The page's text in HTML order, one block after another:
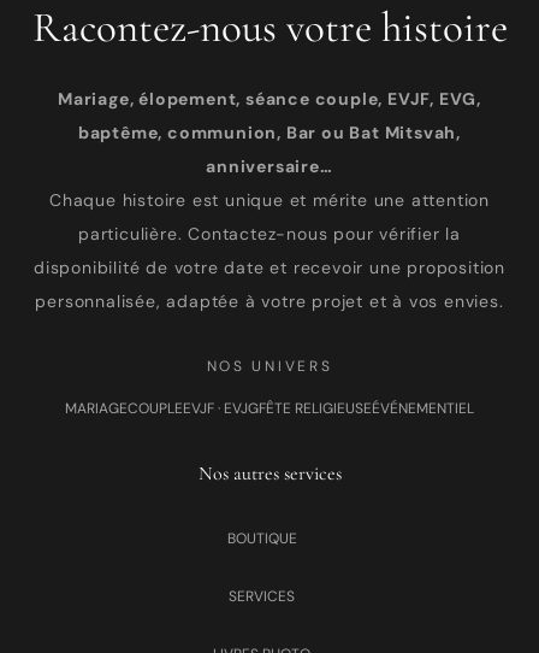
Racontez-nous votre histoire
Mariage, élopement, séance couple, EVJF, EVG,
baptême, communion, Bar ou Bat Mitsvah,
anniversaire…
Chaque histoire est unique et mérite une attention
particulière. Contactez-nous pour vérifier la
disponibilité de votre date et recevoir une proposition
personnalisée, adaptée à votre projet et à vos envies.
NOS UNIVERS
MARIAGECOUPLEEVJF · EVJGFÊTE RELIGIEUSEÉVÉNEMENTIEL
Nos autres services
BOUTIQUE
SERVICES